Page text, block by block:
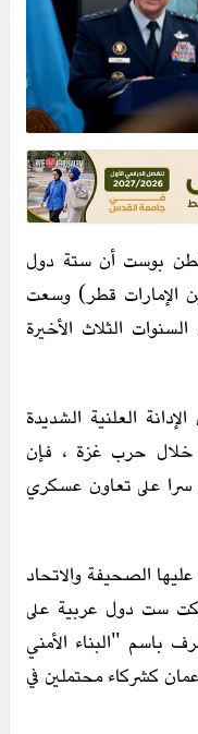
بوست أن ستة دول
الإمارات قطر) وسعت
الثلاث الأخيرة
العلنية الشديدة
خلال حرب غزة ، فإن
سرا على تعاون عسكري
الصحيفة والاتحاد
ست دول عربية على
باسم "البناء الأمني
كشركاء محتملين في